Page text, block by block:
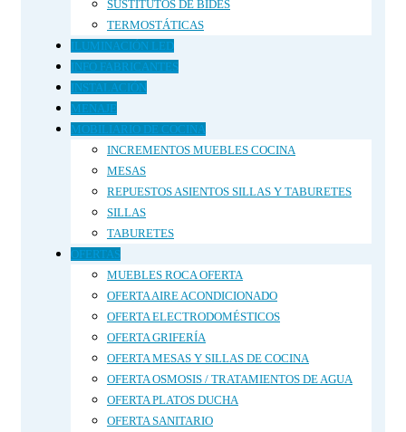
SUSTITUTOS DE BIDÉS
TERMOSTÁTICAS
ILUMINACIÓN LED
INFO FABRICANTES
INSTALACIÓN
MENAJE
MOBILIARIO DE COCINA
INCREMENTOS MUEBLES COCINA
MESAS
REPUESTOS ASIENTOS SILLAS Y TABURETES
SILLAS
TABURETES
OFERTAS
MUEBLES ROCA OFERTA
OFERTA AIRE ACONDICIONADO
OFERTA ELECTRODOMÉSTICOS
OFERTA GRIFERÍA
OFERTA MESAS Y SILLAS DE COCINA
OFERTA OSMOSIS / TRATAMIENTOS DE AGUA
OFERTA PLATOS DUCHA
OFERTA SANITARIO